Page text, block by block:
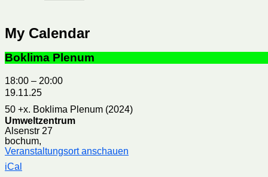
My Calendar
Boklima Plenum
18:00 – 20:00
19.11.25
50 +x. Boklima Plenum (2024)
Umweltzentrum
Alsenstr 27
bochum,
Veranstaltungsort anschauen
iCal